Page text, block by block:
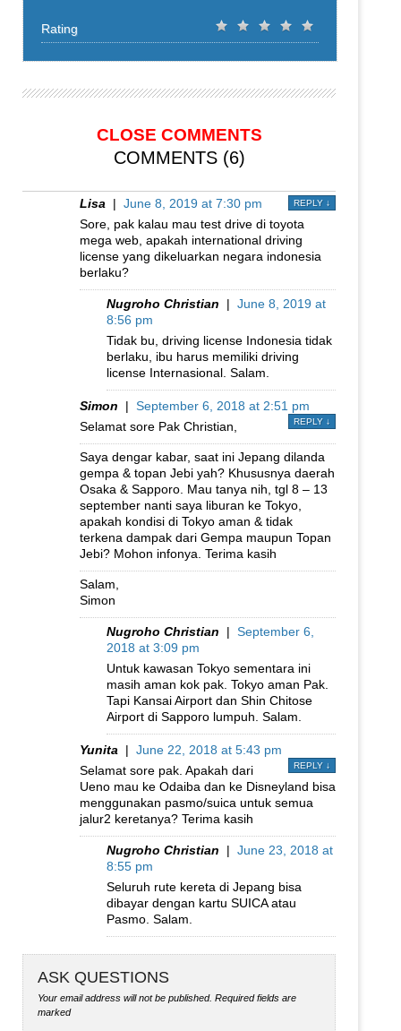
Rating
CLOSE COMMENTS
COMMENTS (6)
Lisa | June 8, 2019 at 7:30 pm REPLY ↓
Sore, pak kalau mau test drive di toyota
mega web, apakah international driving
license yang dikeluarkan negara indonesia
berlaku?
Nugroho Christian | June 8, 2019 at
8:56 pm
Tidak bu, driving license Indonesia tidak
berlaku, ibu harus memiliki driving
license Internasional. Salam.
Simon | September 6, 2018 at 2:51 pm
REPLY ↓
Selamat sore Pak Christian,
Saya dengar kabar, saat ini Jepang dilanda
gempa & topan Jebi yah? Khususnya daerah
Osaka & Sapporo. Mau tanya nih, tgl 8 – 13
september nanti saya liburan ke Tokyo,
apakah kondisi di Tokyo aman & tidak
terkena dampak dari Gempa maupun Topan
Jebi? Mohon infonya. Terima kasih
Salam,
Simon
Nugroho Christian | September 6,
2018 at 3:09 pm
Untuk kawasan Tokyo sementara ini
masih aman kok pak. Tokyo aman Pak.
Tapi Kansai Airport dan Shin Chitose
Airport di Sapporo lumpuh. Salam.
Yunita | June 22, 2018 at 5:43 pm
REPLY ↓
Selamat sore pak. Apakah dari
Ueno mau ke Odaiba dan ke Disneyland bisa
menggunakan pasmo/suica untuk semua
jalur2 keretanya? Terima kasih
Nugroho Christian | June 23, 2018 at
8:55 pm
Seluruh rute kereta di Jepang bisa
dibayar dengan kartu SUICA atau
Pasmo. Salam.
ASK QUESTIONS
Your email address will not be published. Required fields are
marked